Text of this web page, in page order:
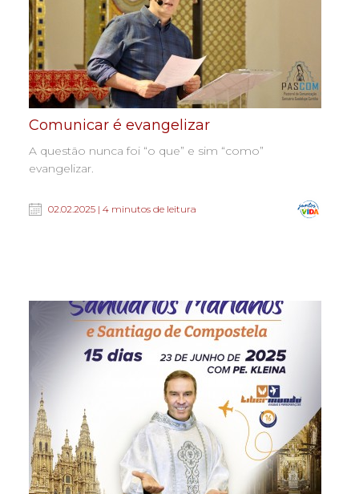
Comunicar é evangelizar
A questão nunca foi “o que” e sim “como”
evangelizar.
02.02.2025 | 4 minutos de leitura